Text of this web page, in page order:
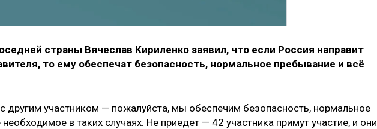
страны Вячеслав Кириленко заявил, что если Россия направит
то ему обеспечат безопасность, нормальное пребывание и всё
другим участником — пожалуйста, мы обеспечим безопасность, нормальное
в таких случаях. Не приедет — 42 участника примут участие, и они